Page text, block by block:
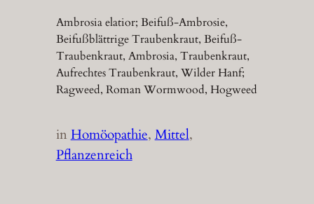
Ambrosia elatior; Beifuß-Ambrosie,
Beifußblättrige Traubenkraut, Beifuß-
Traubenkraut, Ambrosia, Traubenkraut,
Aufrechtes Traubenkraut, Wilder Hanf;
Ragweed, Roman Wormwood, Hogweed
inHomöopathie, Mittel
Pflanzenreich